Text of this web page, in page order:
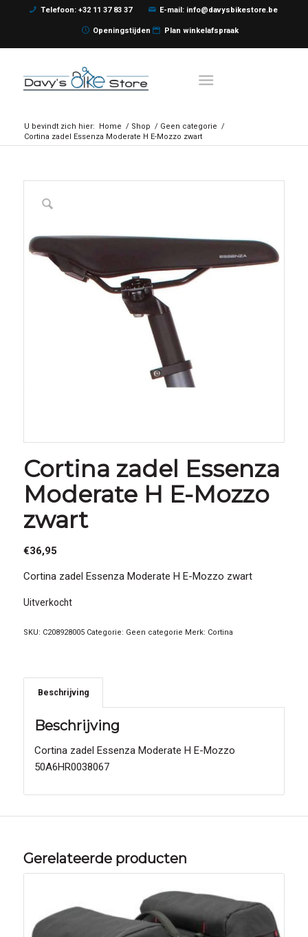
Telefoon: +32 11 37 83 37 E-mail: info@davysbikestore.be
Openingstijden Plan winkelafspraak
U bevindt zich hier: Home / Shop / Geen categorie /
Cortina zadel Essenza Moderate H E-Mozzo zwart
Cortina zadel Essenza
Moderate H E-Mozzo
zwart
€36,95
Cortina zadel Essenza Moderate H E-Mozzo zwart
Uitverkocht
SKU: C208928005 Categorie: Geen categorie Merk: Cortina
Beschrijving
Beschrijving
Cortina zadel Essenza Moderate H E-Mozzo
50A6HR0038067
Gerelateerde producten